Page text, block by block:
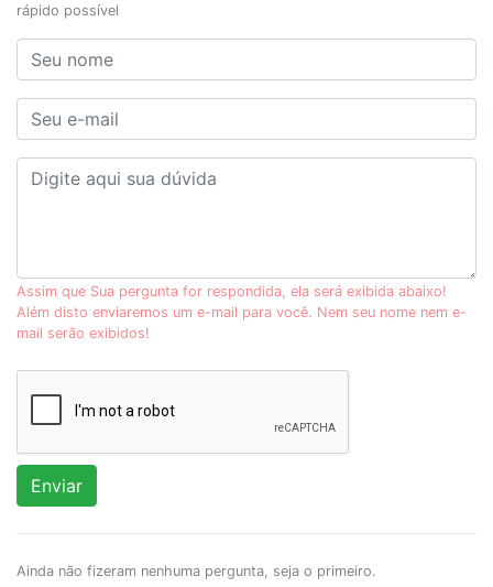
rápido possível
Assim que Sua pergunta for respondida, ela será exibida abaixo!
Além disto enviaremos um e-mail para você. Nem seu nome nem e-
mail serão exibidos!
Enviar
Ainda não fizeram nenhuma pergunta, seja o primeiro.